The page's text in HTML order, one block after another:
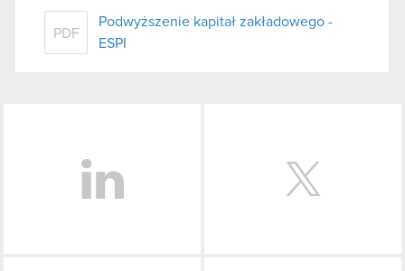
PDF
Podwyższenie kapitał zakładowego -
ESPI